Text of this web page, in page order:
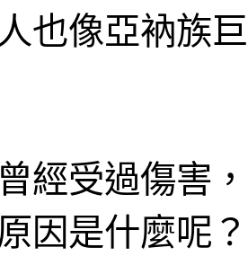
也像亞衲族
經受過傷害
因是什麼呢